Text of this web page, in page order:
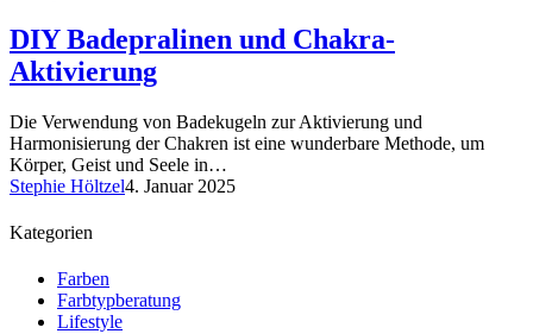
DIY Badepralinen und Chakra-
Aktivierung
Die Verwendung von Badekugeln zur Aktivierung und
Harmonisierung der Chakren ist eine wunderbare Methode, um
Körper, Geist und Seele in…
Stephie Höltzel4. Januar 2025
Kategorien
Farben
Farbtypberatung
Lifestyle